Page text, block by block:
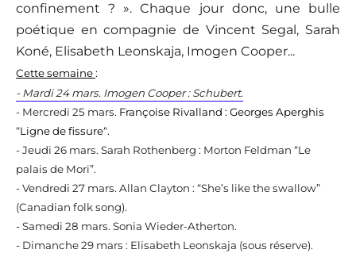
confinement ? ». Chaque jour donc, une bulle
poétique en compagnie de Vincent Segal, Sarah
Koné, Elisabeth Leonskaja, Imogen Cooper...
Cette semaine:
- Mardi 24 mars. Imogen Cooper : Schubert.
- Mercredi 25 mars. Françoise Rivalland : Georges Aperghis
“Ligne de fissure“.
-Jeudi 26 mars. Sarah Rothenberg : Morton Feldman “Le
palais de Mori”.
-Vendredi 27 mars. Allan Clayton : “She’s like the swallow”
(Canadian folk song).
- Samedi 28 mars. Sonia Wieder-Atherton.
- Dimanche 29 mars : Elisabeth Leonskaja (sous réserve).